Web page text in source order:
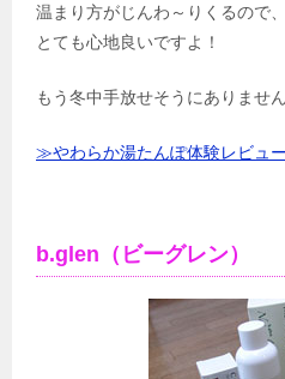
温まり方がじんわ～りくるので
とても心地良いですよ！
もう冬中手放せそうにありません
≫やわらか湯たんぽ体験レビュ
b.glen（ビーグレン）